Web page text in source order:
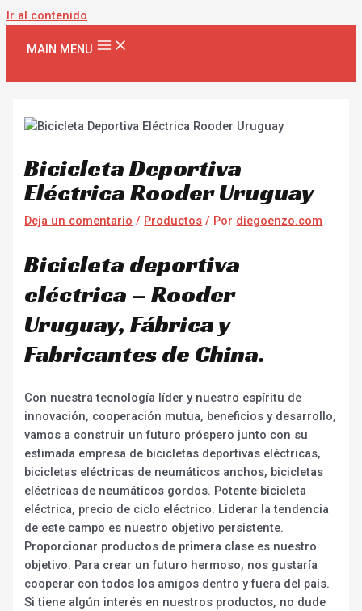
Ir al contenido
MAIN MENU
Bicicleta Deportiva
Eléctrica Rooder Uruguay
Deja un comentario / Productos / Por diegoenzo.com
Bicicleta deportiva
eléctrica – Rooder
Uruguay, Fábrica y
Fabricantes de China.
Con nuestra tecnología líder y nuestro espíritu de
innovación, cooperación mutua, beneficios y desarrollo,
vamos a construir un futuro próspero junto con su
estimada empresa de bicicletas deportivas eléctricas,
bicicletas eléctricas de neumáticos anchos, bicicletas
eléctricas de neumáticos gordos. Potente bicicleta
eléctrica, precio de ciclo eléctrico. Liderar la tendencia
de este campo es nuestro objetivo persistente.
Proporcionar productos de primera clase es nuestro
objetivo. Para crear un futuro hermoso, nos gustaría
cooperar con todos los amigos dentro y fuera del país.
Si tiene algún interés en nuestros productos, no dude